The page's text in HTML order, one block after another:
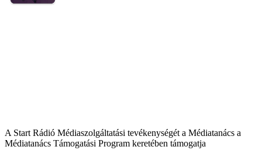
A Start Rádió Médiaszolgáltatási tevékenységét a Médiatanács a
Médiatanács Támogatási Program keretében támogatja